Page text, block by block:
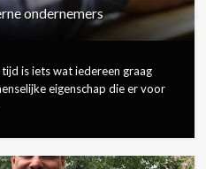
ondernemers
is iets wat iedereen graag
eigenschap die er voor